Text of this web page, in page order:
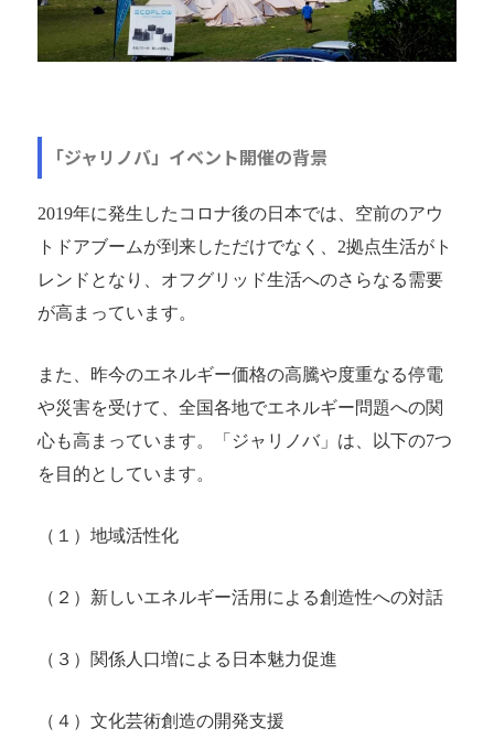
「ジャリノバ」イベント開催の背景
2019年に発生したコロナ後の日本では、空前のアウ
トドアブームが到来しただけでなく、2拠点生活がト
レンドとなり、オフグリッド生活へのさらなる需要
が高まっています。
また、昨今のエネルギー価格の高騰や度重なる停電
や災害を受けて、全国各地でエネルギー問題への関
心も高まっています。「ジャリノバ」は、以下の7つ
を目的としています。
（１）地域活性化
（２）新しいエネルギー活用による創造性への対話
（３）関係人口増による日本魅力促進
（４）文化芸術創造の開発支援